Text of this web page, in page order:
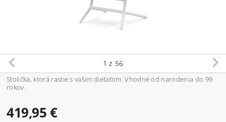
1 z 56
Stolička, ktorá rastie s vašim dieťaťom. Vhodné od narodenia do 99
rokov.
419,95 €